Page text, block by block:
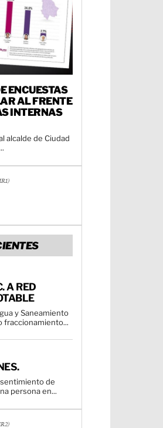
ENCUESTAS
AL FRENTE
INTERNAS
alcalde de Ciudad
A RED
y Saneamiento
fraccionamiento...
de
persona en...